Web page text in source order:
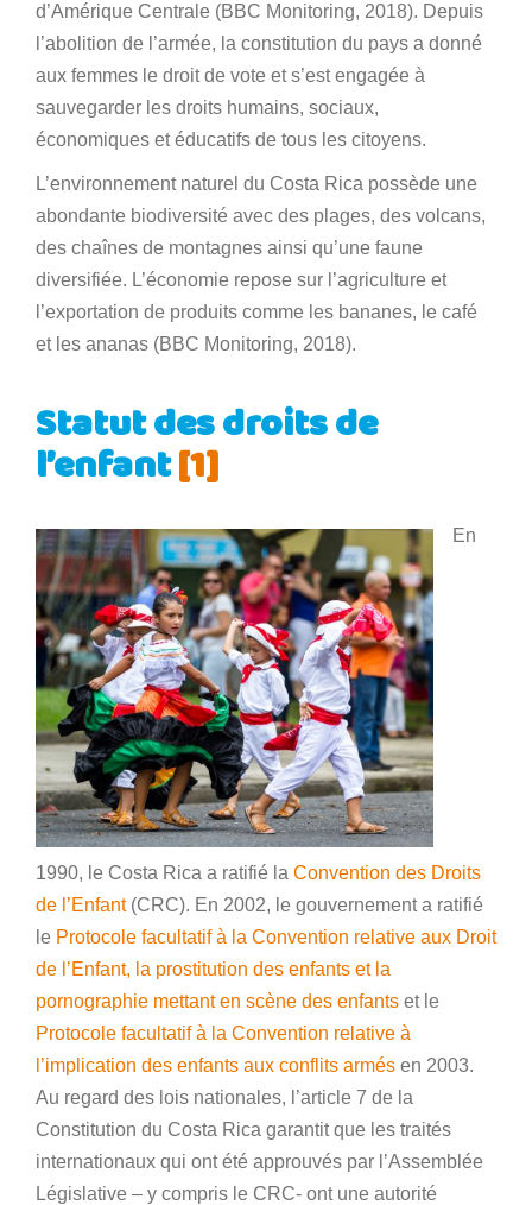
d’Amérique Centrale (BBC Monitoring, 2018). Depuis
l’abolition de l’armée, la constitution du pays a donné
aux femmes le droit de vote et s’est engagée à
sauvegarder les droits humains, sociaux,
économiques et éducatifs de tous les citoyens.
L’environnement naturel du Costa Rica possède une
abondante biodiversité avec des plages, des volcans,
des chaînes de montagnes ainsi qu’une faune
diversifiée. L’économie repose sur l’agriculture et
l’exportation de produits comme les bananes, le café
et les ananas (BBC Monitoring, 2018).
Statut des droits de
l’enfant[1]
En
1990, le Costa Rica a ratifié la Convention des Droits
de l’Enfant(CRC). En 2002, le gouvernement a ratifié
le Protocole facultatif à la Convention relative aux Droit
de l’Enfant, la prostitution des enfants et la
pornographie mettant en scène des enfants et le
Protocole facultatif à la Convention relative à
l’implication des enfants aux conflits armés en 2003.
Au regard des lois nationales, l’article 7 de la
Constitution du Costa Rica garantit que les traités
internationaux qui ont été approuvés par l’Assemblée
Législative – y compris le CRC- ont une autorité